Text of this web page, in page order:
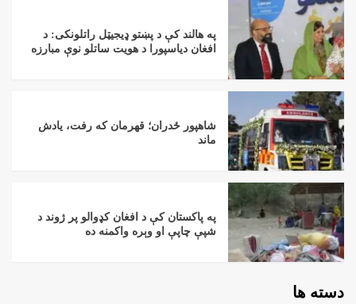
په هالند کې د پښتو ډیجیټل راتلونکی: د
افغان دیاسپورا د هویت ساتلو نوې مبارزه
شاهپور ځدران؛ قهرمان که رفت، یادش
ماند
په پاکستان کې د افغان کډوالو پر ژوند د
شپې چاپې او وېره واکمنه ده
دسته ها